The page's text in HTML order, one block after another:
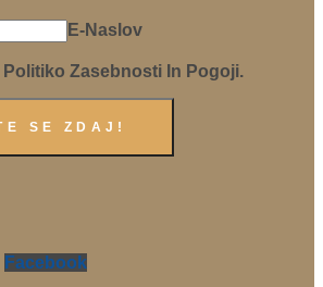
E-Naslov
Politiko Zasebnosti In Pogoji.
Facebook